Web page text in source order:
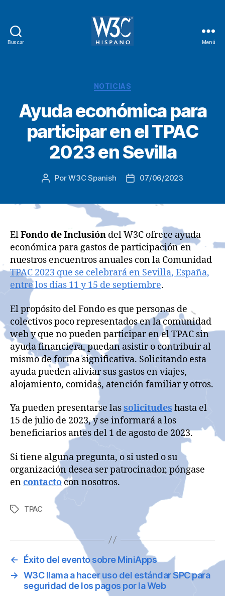
Buscar Menú
Categorías
NOTICIAS
Ayuda económica para
participar en el TPAC
2023 en Sevilla
Autor
PorW3C Spanish
Fecha07/06/2023
ElFondo de Inclusión del W3C ofrece ayuda
económica para gastos de participación en
nuestros encuentros anuales con la Comunidad
TPAC 2023 que se celebrará en Sevilla, España,
entre los días 11 y 15 de septiembre.
El propósito del Fondo es que personas de
colectivos poco representados en la comunidad
web y que no pueden participar en el TPAC sin
ayuda financiera, puedan asistir o contribuir al
mismo de forma significativa. Solicitando esta
ayuda pueden aliviar sus gastos en viajes,
alojamiento, comidas, atención familiar y otros.
Ya pueden presentarse lassolicitudes hasta el
15 de julio de 2023, y se informará a los
beneficiarios antes del 1 de agosto de 2023.
Si tiene alguna pregunta, o si usted o su
organización desea ser patrocinador, póngase
encontactocon nosotros.
Etiquetas
TPAC
←
Éxito del evento sobre MiniApps
→ W3C llama a hacer uso del estándar SPC para
seguridad de los pagos por la Web